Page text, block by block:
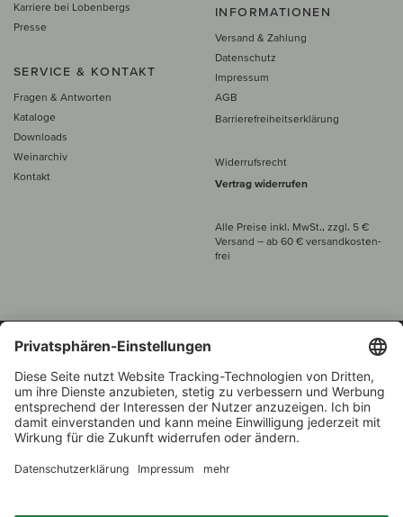
Karriere bei Lobenbergs
Presse
SERVICE & KONTAKT
Fragen & Antworten
Kataloge
Downloads
Weinarchiv
Kontakt
INFORMATIONEN
Versand & Zahlung
Datenschutz
Impressum
AGB
Barrierefreiheitserklärung
Widerrufsrecht
Vertrag widerrufen
Alle Preise inkl. MwSt., zzgl. 5 €
Versand – ab 60 € versand­kosten­
frei
Beratung unter
+49 421 696 797-0
1.000 Winzer –
Über 7.000 Weine
Weinhändler
des Jahres 2022